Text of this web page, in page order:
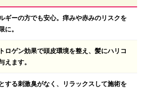
ギーの方でも安心。痒みや赤みのリスクを
に。
ロゲン効果で頭皮環境を整え、髪にハリコ
えます。
する刺激臭がなく、リラックスして施術を